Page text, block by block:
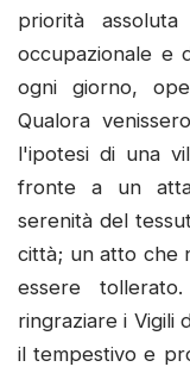
priorità
occupazionale e
ogni giorno,
Qualora
l'ipotesi di una
fronte a un
serenità del
città; un atto che
essere
ringraziare i Vigili
il tempestivo e